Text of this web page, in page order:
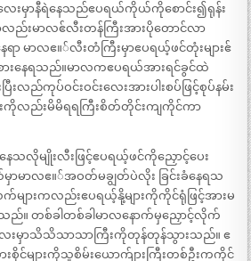
ေးမှာနီရဲနေသည်ဧပရယ်ကိုယ်ကိုစောင်း၍ရုန်း
ည်းမာလဧ်လီးတန်ကြီးအားပိုတောင်လာ
ာ မာလဧ။်လီးတံကြီးမှာဧပရယ့်ဖင်တုံးများဧ်
းနေရသည်။မာလကဧပရယ်အားရင်ခွင်ထဲ
လည်ကုပ်ဝင်းဝင်းလေးအားပါးစပ်ဖြင့်စုပ်နမ်း
ကိုလည်းမိမိရရကြီးစိတ်တိုင်းကျကိုင်ကာ
လိုမျိုးလီးဖြင့်ဧပရယ့်ဖင်ကိုညှောင့်ပေး
မှာမာလဧ။်အဝတ်မချွတ်ပဲလိုး ခြင်းခံနေရသ
ျားကလည်းဧပရယ့်နို့များကိုကိုင်ရုံဖြင့်အားမ
သည်။ တစ်ခါတစ်ခါမာလနောက်မှညှောင့်လိုက်
းမှာသိသိသာသာကြီးကိုတုန်တုန်သွားသည်။ ဧ
င်များကိုသူစိမ်းယောက်ျားကြီးတစ်ဦးကကိုင်